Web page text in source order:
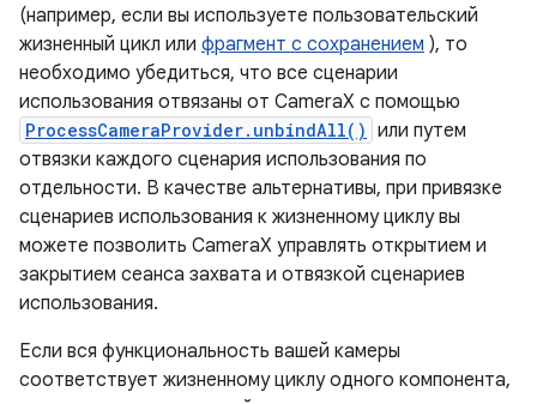
(например, если вы используете пользовательский
жизненный цикл или фрагмент с сохранением ), то
необходимо убедиться, что все сценарии
использования отвязаны от CameraX с помощью
ProcessCameraProvider.unbindAll() или путем
отвязки каждого сценария использования по
отдельности. В качестве альтернативы, при привязке
сценариев использования к жизненному циклу вы
можете позволить CameraX управлять открытием и
закрытием сеанса захвата и отвязкой сценариев
использования.
Если вся функциональность вашей камеры
соответствует жизненному циклу одного компонента,